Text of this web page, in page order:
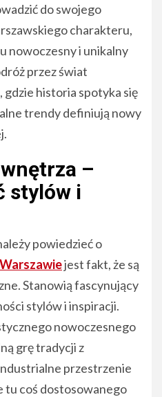
do swojego
charakteru,
nowoczesny i unikalny
przez świat
historia spotyka się
trendy definiują nowy
–
stylów i
powiedzieć o
jest fakt, że są
Stanowią fascynujący
stylów i inspiracji.
nowoczesnego
grę tradycji z
przestrzenie
tu coś dostosowanego